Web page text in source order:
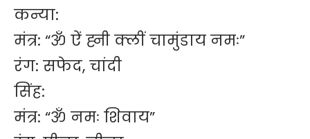
कन्या:
मंत्र: “ॐ ऐं ह्नी क्लीं चामुंडाय नमः”
रंग: सफेद, चांदी
सिंह:
मंत्र: “ॐ नमः शिवाय”